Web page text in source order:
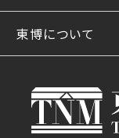
東博について